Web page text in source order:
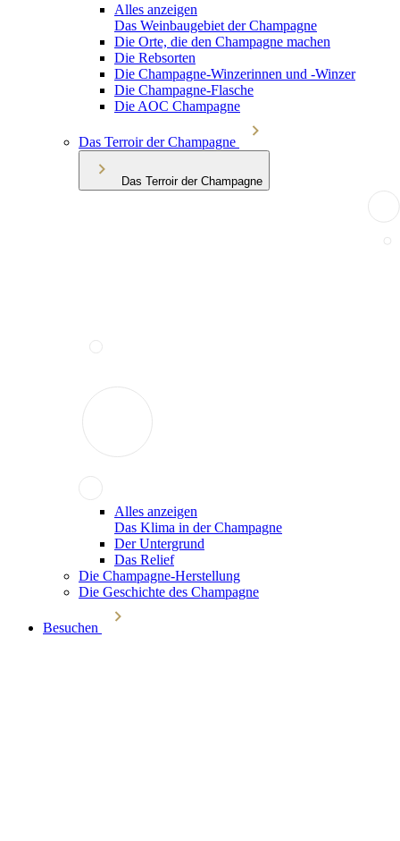
Alles anzeigen
Das Weinbaugebiet der Champagne
Die Orte, die den Champagne machen
Die Rebsorten
Die Champagne-Winzerinnen und -Winzer
Die Champagne-Flasche
Die AOC Champagne
Das Terroir der Champagne
Das Terroir der Champagne
Alles anzeigen
Das Klima in der Champagne
Der Untergrund
Das Relief
Die Champagne-Herstellung
Die Geschichte des Champagne
Besuchen